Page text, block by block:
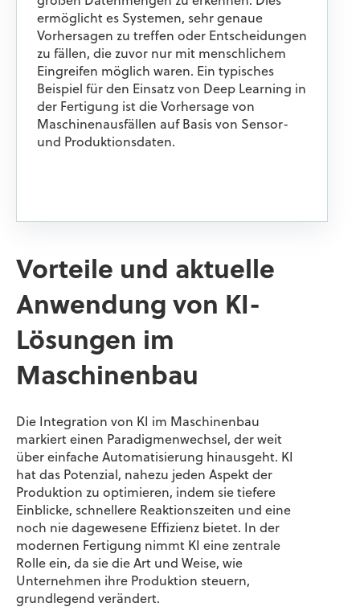
ermöglicht es Systemen, sehr genaue
Vorhersagen zu treffen oder Entscheidungen
zu fällen, die zuvor nur mit menschlichem
Eingreifen möglich waren. Ein typisches
Beispiel für den Einsatz von Deep Learning in
der Fertigung ist die Vorhersage von
Maschinenausfällen auf Basis von Sensor-
und Produktionsdaten.
Vorteile und aktuelle
Anwendung von KI-
Lösungen im
Maschinenbau
Die Integration von KI im Maschinenbau
markiert einen Paradigmenwechsel, der weit
über einfache Automatisierung hinausgeht. KI
hat das Potenzial, nahezu jeden Aspekt der
Produktion zu optimieren, indem sie tiefere
Einblicke, schnellere Reaktionszeiten und eine
noch nie dagewesene Effizienz bietet. In der
modernen Fertigung nimmt KI eine zentrale
Rolle ein, da sie die Art und Weise, wie
Unternehmen ihre Produktion steuern,
grundlegend verändert.